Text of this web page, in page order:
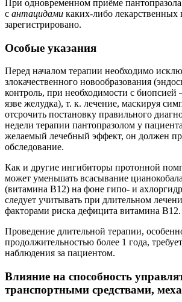
При одновременном приёме пантопразола
с антацидами каких-либо лекарственных
зарегистрировано.
Особые указания
Перед началом терапии необходимо
злокачественного новообразования
контроль, при необходимости с
язве желудка), т. к. лечение, маскируя
отсрочить постановку правильного
недели терапии пантопразолом у
желаемый лечебный эффект, он должен
обследование.
Как и другие ингибиторы протонной
может уменьшать всасывание
(витамина B12) на фоне гипо- и
следует учитывать при длительном
факторами риска дефицита витамина B12.
Проведение длительной терапии,
продолжительностью более 1 года,
наблюдения за пациентом.
Влияние на способность
транспортными средствами,